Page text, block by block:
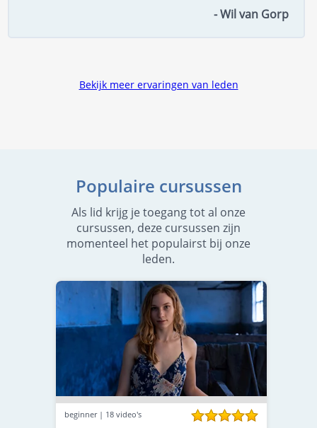
- Wil van Gorp
Bekijk meer ervaringen van leden
Populaire cursussen
Als lid krijg je toegang tot al onze
cursussen, deze cursussen zijn
momenteel het populairst bij onze
leden.
beginner | 18 video's